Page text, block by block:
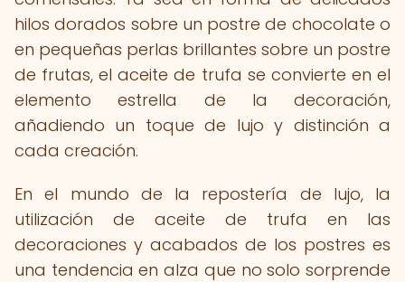
hilos dorados sobre un postre de chocolate o
en pequeñas perlas brillantes sobre un postre
de frutas, el aceite de trufa se convierte en el
elemento estrella de la decoración,
añadiendo un toque de lujo y distinción a
cada creación.
En el mundo de la repostería de lujo, la
utilización de aceite de trufa en las
decoraciones y acabados de los postres es
una tendencia en alza que no solo sorprende